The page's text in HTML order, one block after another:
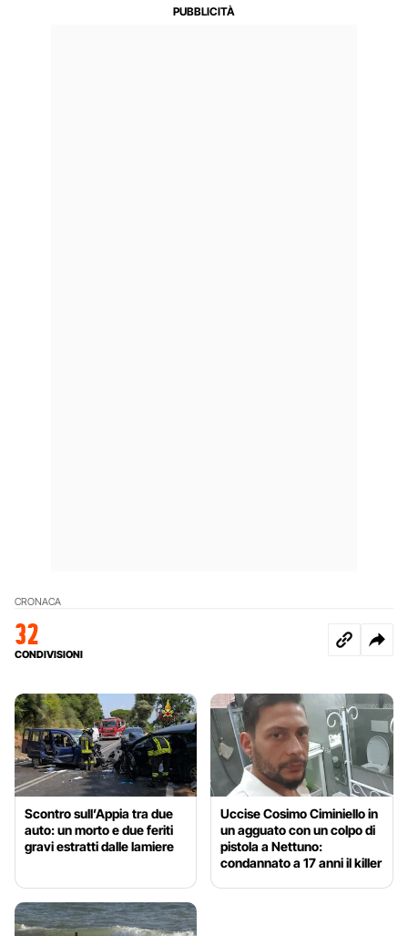
CRONACA
32
CONDIVISIONI
Scontro sull’Appia tra due
auto: un morto e due feriti
gravi estratti dalle lamiere
Uccise Cosimo Ciminiello in
un agguato con un colpo di
pistola a Nettuno:
condannato a 17 anni il killer